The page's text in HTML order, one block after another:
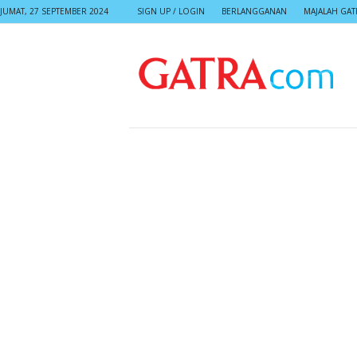
JUMAT, 27 SEPTEMBER 2024 SIGN UP / LOGIN BERLANGGANAN MAJALAH